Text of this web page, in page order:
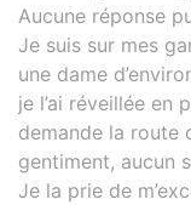
Aucune réponse
Je suis sur mes
une dame
je l’ai réveillée en
demande la route
gentiment, aucun
Je la prie de